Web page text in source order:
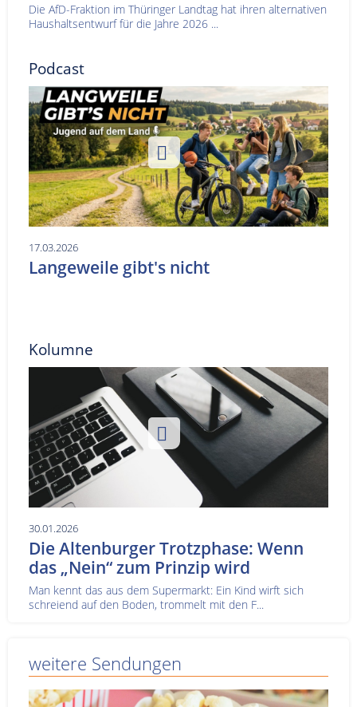
Die AfD-Fraktion im Thüringer Landtag hat ihren alternativen
Haushaltsentwurf für die Jahre 2026 ...
Podcast
17.03.2026
Langeweile gibt's nicht
Kolumne
30.01.2026
Die Altenburger Trotzphase: Wenn
das „Nein“ zum Prinzip wird
Man kennt das aus dem Supermarkt: Ein Kind wirft sich
schreiend auf den Boden, trommelt mit den F...
weitere Sendungen